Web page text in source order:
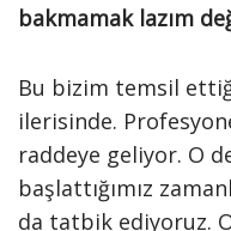
bakmamak lazım
Bu bizim temsil
ilerisinde.
raddeye geliyor. O
başlattığımız
da tatbik ediyoruz.